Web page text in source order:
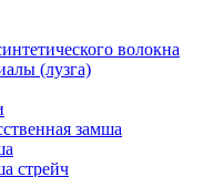
волокна
(лузга)
замша
стрейч